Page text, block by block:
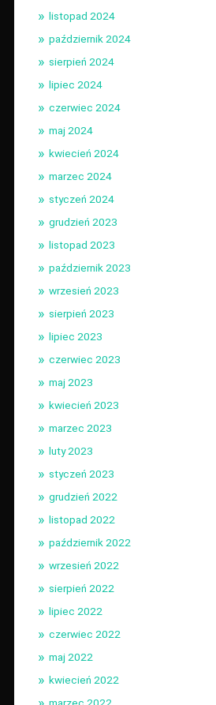
listopad 2024
październik 2024
sierpień 2024
lipiec 2024
czerwiec 2024
maj 2024
kwiecień 2024
marzec 2024
styczeń 2024
grudzień 2023
listopad 2023
październik 2023
wrzesień 2023
sierpień 2023
lipiec 2023
czerwiec 2023
maj 2023
kwiecień 2023
marzec 2023
luty 2023
styczeń 2023
grudzień 2022
listopad 2022
październik 2022
wrzesień 2022
sierpień 2022
lipiec 2022
czerwiec 2022
maj 2022
kwiecień 2022
marzec 2022